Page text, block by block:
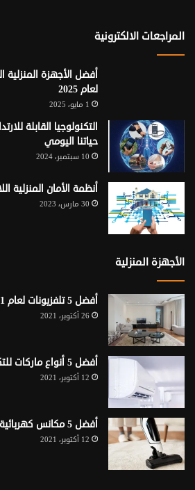
المراجعات الالكترونية
أفضل الأجهزة المنزلية
لعام 2025
1 مايو، 2025
التكنولوجيا القابلة
حياتنا اليومي
10 سبتمبر، 2024
أنظمة الأمان المنزلية
30 مارس، 2023
الأجهزة المنزلية
أفضل 5 تلفزيونات لعام 2021
26 أكتوبر، 2021
أفضل 5 أنواع ماركات للتكييفات الاسبليت
12 أكتوبر، 2021
أفضل 5 مكانس كهربائية
12 أكتوبر، 2021